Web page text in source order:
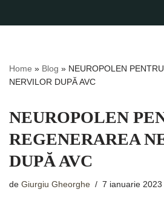
Home » Blog » NEUROPOLEN
NERVILOR DUPĂ AVC
NEUROPOLEN
REGENERAREA
DUPĂ AVC
de Giurgiu Gheorghe 7 ianuarie 2023